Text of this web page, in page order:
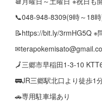
📞048-948-8309(9時～18
📝https://bit.ly/3rmHG5Q ※
🗾三郷市早稲田1-3-10
🚃JR三郷駅北口より徒歩1
🚗専用駐車場あり